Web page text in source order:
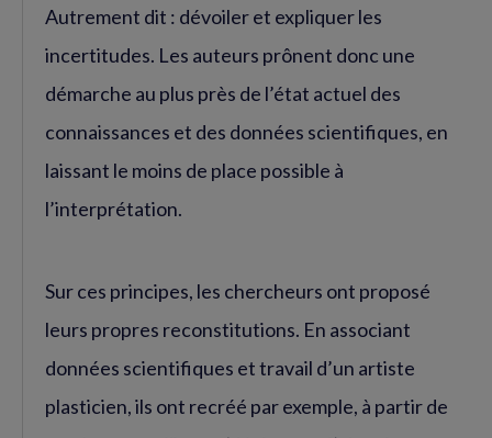
Autrement dit : dévoiler et expliquer les
incertitudes. Les auteurs prônent donc une
démarche au plus près de l’état actuel des
connaissances et des données scientifiques, en
laissant le moins de place possible à
l’interprétation.
Sur ces principes, les chercheurs ont proposé
leurs propres reconstitutions. En associant
données scientifiques et travail d’un artiste
plasticien, ils ont recréé par exemple, à partir de